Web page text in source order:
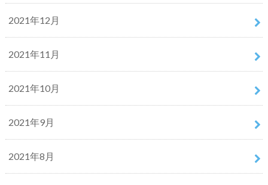
2021年12月
2021年11月
2021年10月
2021年9月
2021年8月